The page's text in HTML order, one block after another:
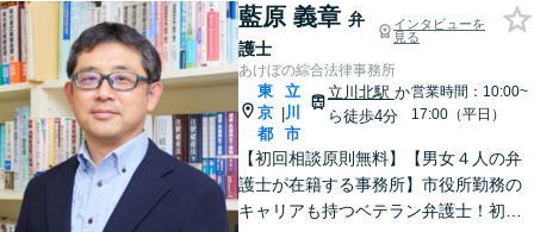
藍原 義章 弁
護士
インタビューを
見る
あけぼの綜合法律事務所
東
京
都
|
立
川
市
立川北駅 か
ら徒歩4分
営業時間：10:00~
17:00（平日）
【初回相談原則無料】【男女４人の弁
護士が在籍する事務所】市役所勤務の
キャリアも持つベテラン弁護士！初回